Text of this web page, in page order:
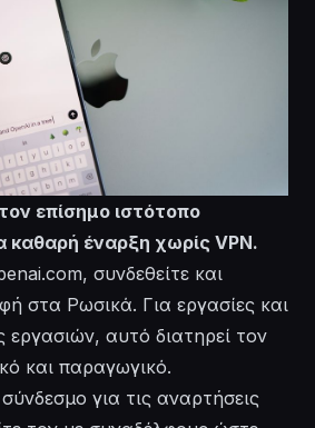
επίσημο ιστότοπο
καθαρή έναρξη χωρίς VPN.
συνδεθείτε και
στα Ρωσικά. Για εργασίες και
εργασιών, αυτό διατηρεί τον
και παραγωγικό.
για τις αναρτήσεις